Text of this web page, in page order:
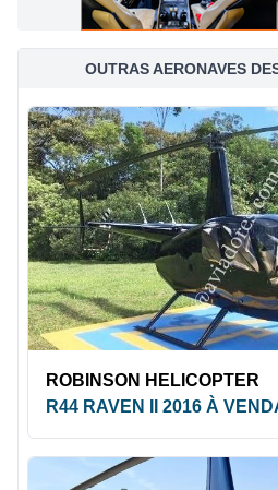
OUTRAS AERONAVES
ROBINSON HELICOPTER
R44 RAVEN II 2016 À